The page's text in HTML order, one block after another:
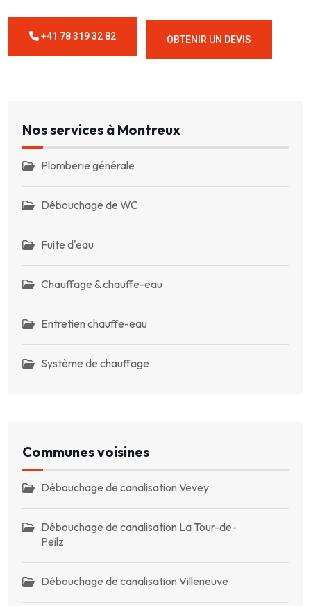
+41 78 319 32 82 OBTENIR UN DEVIS
Nos services à Montreux
Plomberie générale
Débouchage de WC
Fuite d'eau
Chauffage & chauffe-eau
Entretien chauffe-eau
Système de chauffage
Communes voisines
Débouchage de canalisation Vevey
Débouchage de canalisation La Tour-de-
Peilz
Débouchage de canalisation Villeneuve